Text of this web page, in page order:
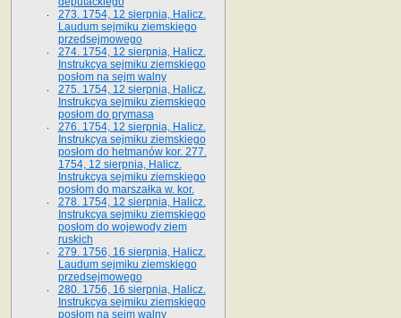
273. 1754, 12 sierpnia, Halicz.
Laudum sejmiku ziemskiego
przedsejmowego
274. 1754, 12 sierpnia, Halicz.
Instrukcya sejmiku ziemskiego
posłom na sejm walny
275. 1754, 12 sierpnia, Halicz.
Instrukcya sejmiku ziemskiego
posłom do prymasa
276. 1754, 12 sierpnia, Halicz.
Instrukcya sejmiku ziemskiego
posłom do hetmanów kor. 277.
1754, 12 sierpnia, Halicz.
Instrukcya sejmiku ziemskiego
posłom do marszałka w. kor.
278. 1754, 12 sierpnia, Halicz.
Instrukcya sejmiku ziemskiego
posłom do wojewody ziem
ruskich
279. 1756, 16 sierpnia, Halicz.
Laudum sejmiku ziemskiego
przedsejmowego
280. 1756, 16 sierpnia, Halicz.
Instrukcya sejmiku ziemskiego
posłom na sejm walny